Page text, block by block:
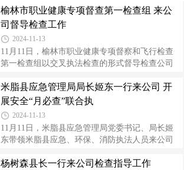
榆林市职业健康专项督查第一检查组 来公
司督导检查工作
2024-11-13
11月11日，榆林市职业健康专项督察和飞行检查
第一检查组以交叉执法检查的形式督导检查公司
卫生监督所及公司相关人员陪同检查。检查组一
行通过听取汇报、查阅资料、现场查看、抽查问
询等方式，对公司主要负责人、职业卫生管理人
员培训，职业病危害项目申报，就地改造项目“三
同时”开展，工作场所职业病危害因素监测，接触
职业病危害作业劳动者的职业健康监护档案建
立，劳动防护用品的配备及使用等情况进行了认
米脂县应急管理局局长姬东一行来公司 开
展安全“月必查”联合执
2024-11-13
11月11日，米脂县应急管理局党委书记、局长姬
东带领米脂县应急、环保、消防执法人员来公司
副总经理高利平，安全、环保、生产、技术部门
杨树森县长一行来公司检查指导工作